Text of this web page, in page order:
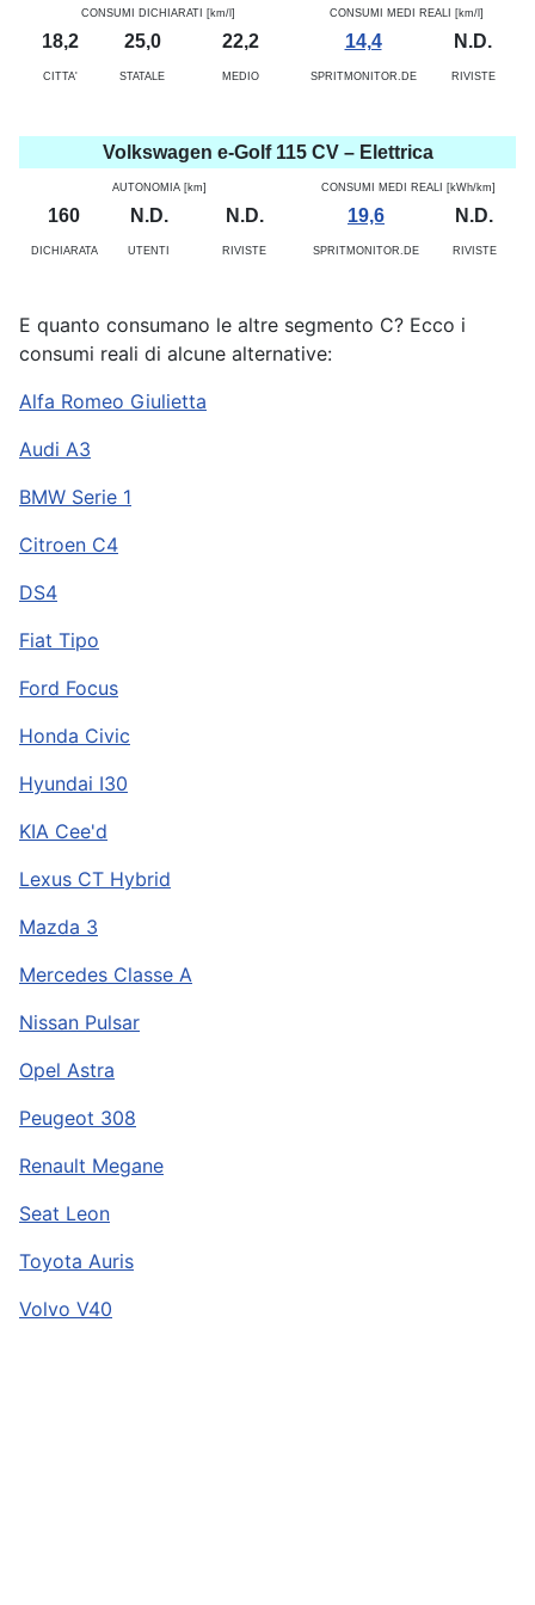
CONSUMI DICHIARATI [km/l] CONSUMI MEDI REALI [km/l]
18,2 25,0 22,2 14,4 N.D.
CITTA' STATALE MEDIO SPRITMONITOR.DE RIVISTE
Volkswagen e-Golf 115 CV – Elettrica
AUTONOMIA [km] CONSUMI MEDI REALI [kWh/km]
160 N.D. N.D. 19,6 N.D.
DICHIARATA UTENTI RIVISTE SPRITMONITOR.DE RIVISTE
E quanto consumano le altre segmento C? Ecco i
consumi reali di alcune alternative:
Alfa Romeo Giulietta
Audi A3
BMW Serie 1
Citroen C4
DS4
Fiat Tipo
Ford Focus
Honda Civic
Hyundai I30
KIA Cee'd
Lexus CT Hybrid
Mazda 3
Mercedes Classe A
Nissan Pulsar
Opel Astra
Peugeot 308
Renault Megane
Seat Leon
Toyota Auris
Volvo V40